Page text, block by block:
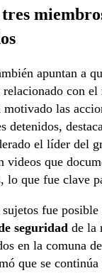
apuntan a
relacionado con el
las
detenidos,
el líder del
videos que
lo que fue clave
fue posible
seguridad de la
en la comuna
que se continúa